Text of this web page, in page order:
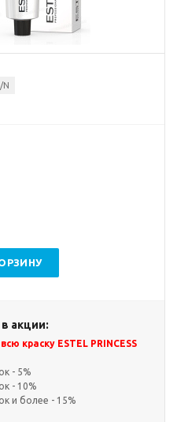
N
акции:
краску ESTEL PRINCESS
- 5%
- 10%
и более - 15%